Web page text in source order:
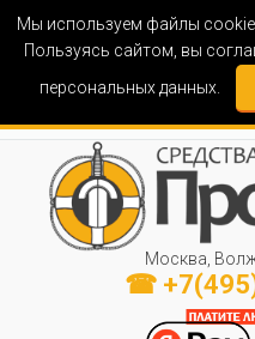
Мы используем файлы cookie
Пользуясь сайтом, вы
персональных данных.
Москва,
☎